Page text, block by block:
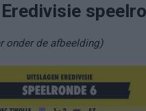
onder de afbeelding)